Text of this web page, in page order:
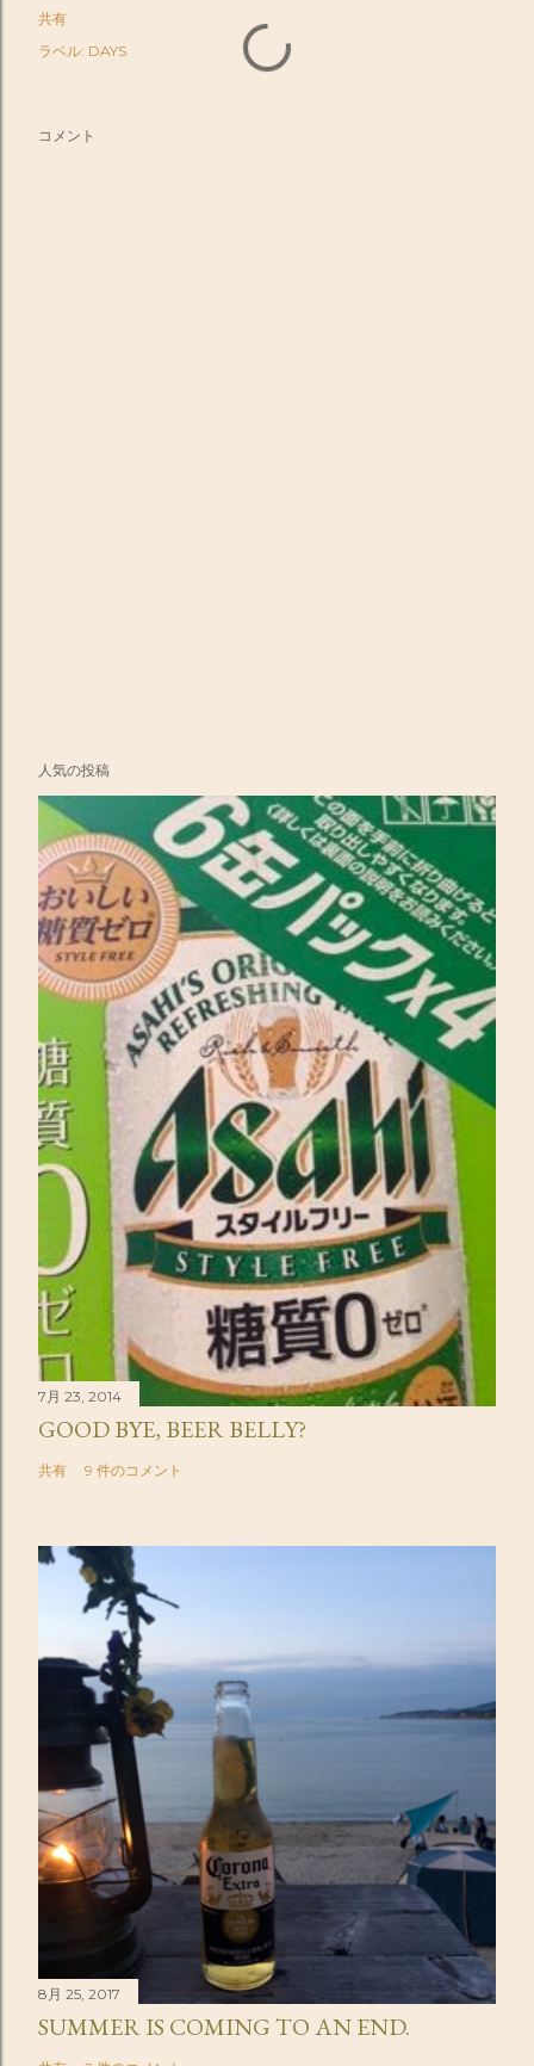
共有
ラベル: DAYS
コメント
人気の投稿
7月 23, 2014
GOOD BYE, BEER BELLY?
共有 9 件のコメント
8月 25, 2017
SUMMER IS COMING TO AN END.